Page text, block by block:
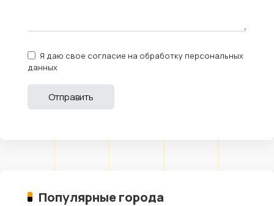
Я даю свое согласие на обработку персональных
данных
Популярные города